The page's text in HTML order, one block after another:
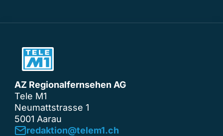
AZ Regionalfernsehen AG
Tele M1
Neumattstrasse 1
5001 Aarau
redaktion@telem1.ch